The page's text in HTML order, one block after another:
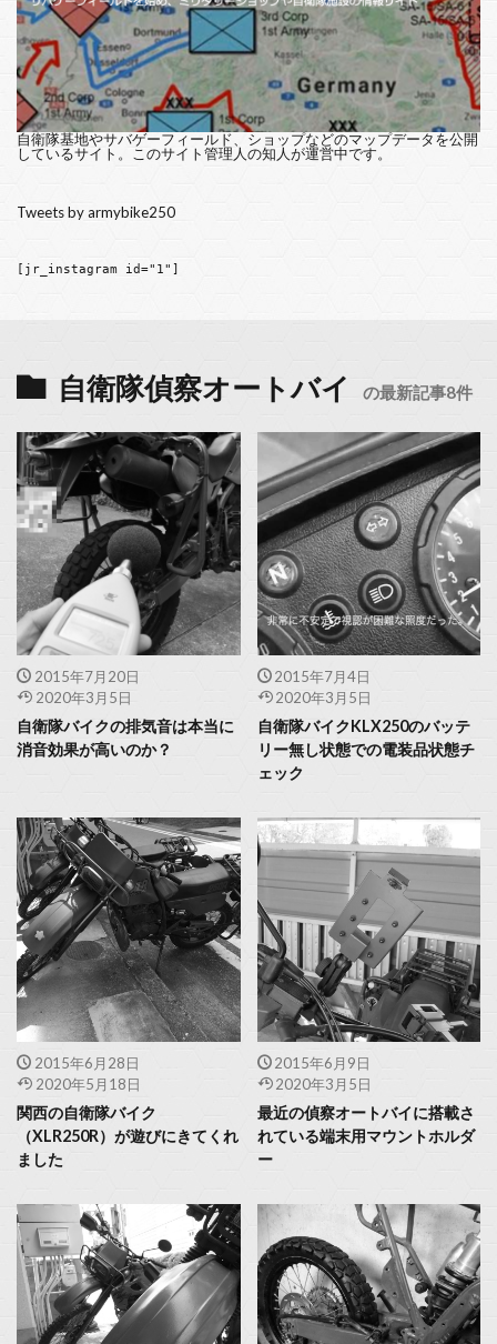
自衛隊基地やサバゲーフィールド、ショップなどのマップデータを公開
しているサイト。このサイト管理人の知人が運営中です。
Tweets by armybike250
[jr_instagram id="1"]
自衛隊偵察オートバイ の最新記事8件
2015年7月20日
2020年3月5日
自衛隊バイクの排気音は本当に
消音効果が高いのか？
2015年7月4日
2020年3月5日
自衛隊バイクKLX250のバッテ
リー無し状態での電装品状態チ
ェック
2015年6月28日
2020年5月18日
関西の自衛隊バイク
（XLR250R）が遊びにきてくれ
ました
2015年6月9日
2020年3月5日
最近の偵察オートバイに搭載さ
れている端末用マウントホルダ
ー